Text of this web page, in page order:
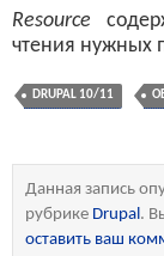
Resource
чтения нужных
DRUPAL 10/11
Данная запись
рубрике Drupal.
оставить ваш